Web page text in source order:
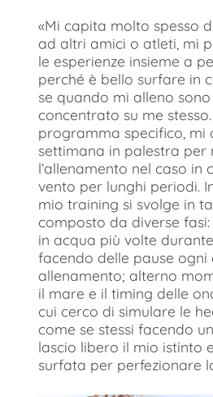
«Mi capita molto spesso
ad altri amici o atleti, mi
le esperienze insieme a
perché è bello surfare in
se quando mi alleno
concentrato su me
programma specifico, mi
settimana in palestra per
l’allenamento nel caso in
vento per lunghi periodi.
mio training si svolge in
composto da diverse
in acqua più volte
facendo delle pause ogni
allenamento; alterno
il mare e il timing delle
cui cerco di simulare le
come se stessi facendo
lascio libero il mio istinto
surfata per perfezionare